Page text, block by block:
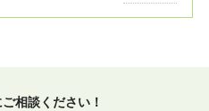
相談ください！